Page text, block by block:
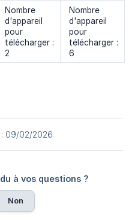
Nombre
d'appareil
pour
télécharger :
2
Nombre
d'appareil
pour
télécharger :
6
: 09/02/2026
à vos questions ?
Non